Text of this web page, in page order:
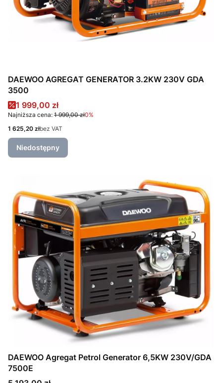
DAEWOO AGREGAT GENERATOR 3.2KW 230V GDA
3500
Cena promocyjna
1 999,00 zł
Najniższa cena: 1 999,00 zł0%
Cena
1 625,20 złbez VAT
Niedostępny
DAEWOO Agregat Petrol Generator 6,5KW 230V/GDA
7500E